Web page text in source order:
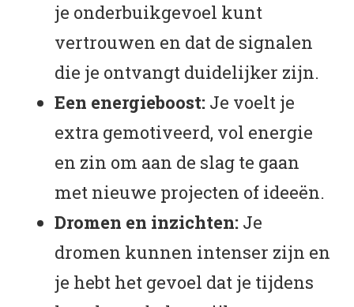
je onderbuikgevoel kunt
vertrouwen en dat de signalen
die je ontvangt duidelijker zijn.
Een energieboost: Je voelt je
extra gemotiveerd, vol energie
en zin om aan de slag te gaan
met nieuwe projecten of ideeën.
Dromen en inzichten: Je
dromen kunnen intenser zijn en
je hebt het gevoel dat je tijdens